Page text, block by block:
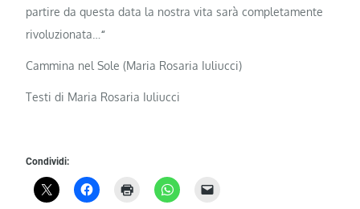
partire da questa data la nostra vita sarà completamente
rivoluzionata… “
Cammina nel Sole (Maria Rosaria Iuliucci)
Testi di Maria Rosaria Iuliucci
Condividi: